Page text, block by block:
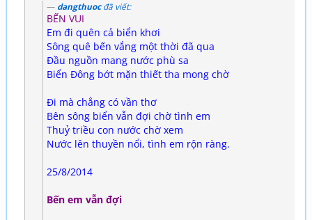
dangthuocđã viết:
BẾN VUI
Em đi quên cả biển khơi
Sông quê bến vắng một thời đã qua
Đầu nguồn mang nước phù sa
Biển Đông bớt mặn thiết tha mong chờ
Đi mà chẳng có vần thơ
Bên sông biển vẫn đợi chờ tình em
Thuỷ triều con nước chờ xem
Nước lên thuyền nổi, tình em rộn ràng.
25/8/2014
Bến em vẫn đợi